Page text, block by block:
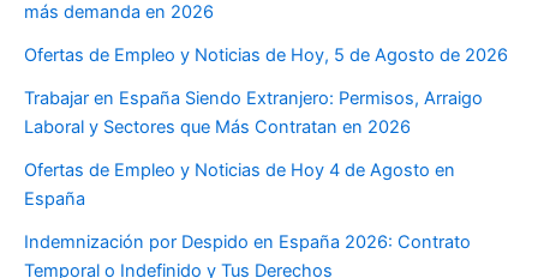
más demanda en 2026
Ofertas de Empleo y Noticias de Hoy, 5 de Agosto de 2026
Trabajar en España Siendo Extranjero: Permisos, Arraigo
Laboral y Sectores que Más Contratan en 2026
Ofertas de Empleo y Noticias de Hoy 4 de Agosto en
España
Indemnización por Despido en España 2026: Contrato
Temporal o Indefinido y Tus Derechos